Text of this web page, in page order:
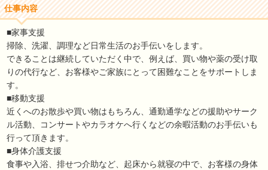
仕事内容
■家事支援
掃除、洗濯、調理など日常生活のお手伝いをします。
できることは継続していただく中で、例えば、買い物や薬の受け取
りの代行など、お客様やご家族にとって困難なことをサポートしま
す。
■移動支援
近くへのお散歩や買い物はもちろん、通勤通学などの援助やサーク
ル活動、コンサートやカラオケへ行くなどの余暇活動のお手伝いも
行って頂きます。
■身体介護支援
食事や入浴、排せつ介助など、起床から就寝の中で、お客様の身体